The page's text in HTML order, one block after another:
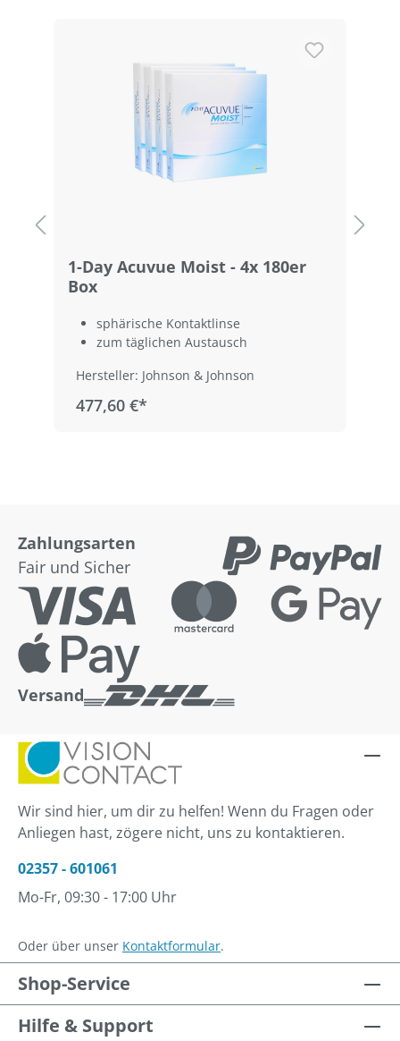
1-Day Acuvue Moist - 4x 180er
Box
sphärische Kontaktlinse
zum täglichen Austausch
Hersteller: Johnson & Johnson
477,60 €*
Zahlungsarten
Fair und Sicher
Versand
Wir sind hier, um dir zu helfen! Wenn du Fragen oder
Anliegen hast, zögere nicht, uns zu kontaktieren.
02357 - 601061
Mo-Fr, 09:30 - 17:00 Uhr
Oder über unser Kontaktformular.
Shop-Service
Hilfe & Support